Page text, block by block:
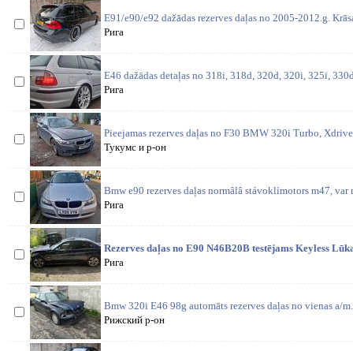
E91/e90/e92 dažādas rezerves daļas no 2005-2012.g.
Рига
E46 dažādas detaļas no 318i, 318d, 320d, 320i, 325i,
Рига
Pieejamas rezerves daļas no F30 BMW 320i Turbo,
Тукумс и р-он
Bmw e90 rezerves daļas normâlâ stávoklímotors m47, var
Рига
Rezerves daļas no E90 N46B20B testējams Keyless
Рига
Bmw 320i E46 98g automāts rezerves daļas no vienas a/
Рижский р-он